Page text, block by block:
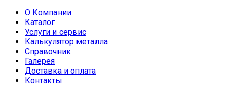
О Компании
Каталог
Услуги и сервис
Калькулятор металла
Справочник
Галерея
Доставка и оплата
Контакты